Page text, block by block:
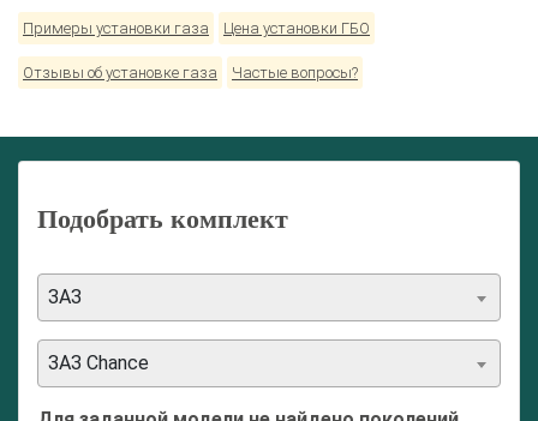
Примеры установки газа Цена установки ГБО
Отзывы об установке газа Частые вопросы?
Подобрать комплект
ЗАЗ
ЗАЗ Chance